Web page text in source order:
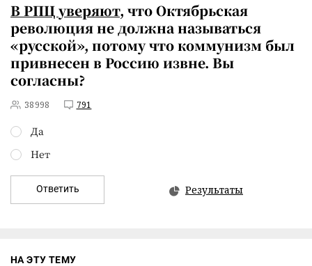
В РПЦуверяют, что Октябрьская
революция не должна называться
«русской», потому что коммунизм был
привнесен в Россию извне. Вы
согласны?
38998 791
Да
Нет
Ответить Результаты
НА ЭТУ ТЕМУ